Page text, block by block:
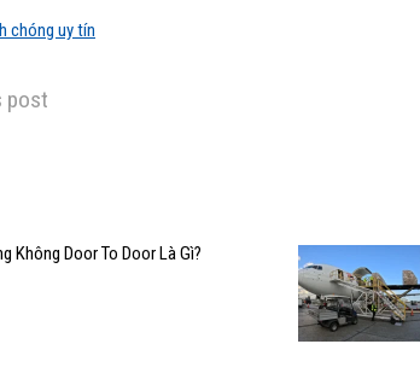
chóng uy tín
post
Không Door To Door Là Gì?